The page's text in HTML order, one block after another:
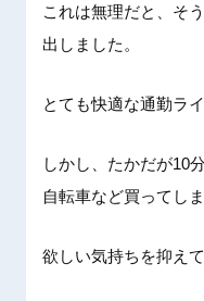
これは無理だと、そ
出しました。
とても快適な通勤ラ
しかし、たかだが10
自転車など買ってし
欲しい気持ちを抑え